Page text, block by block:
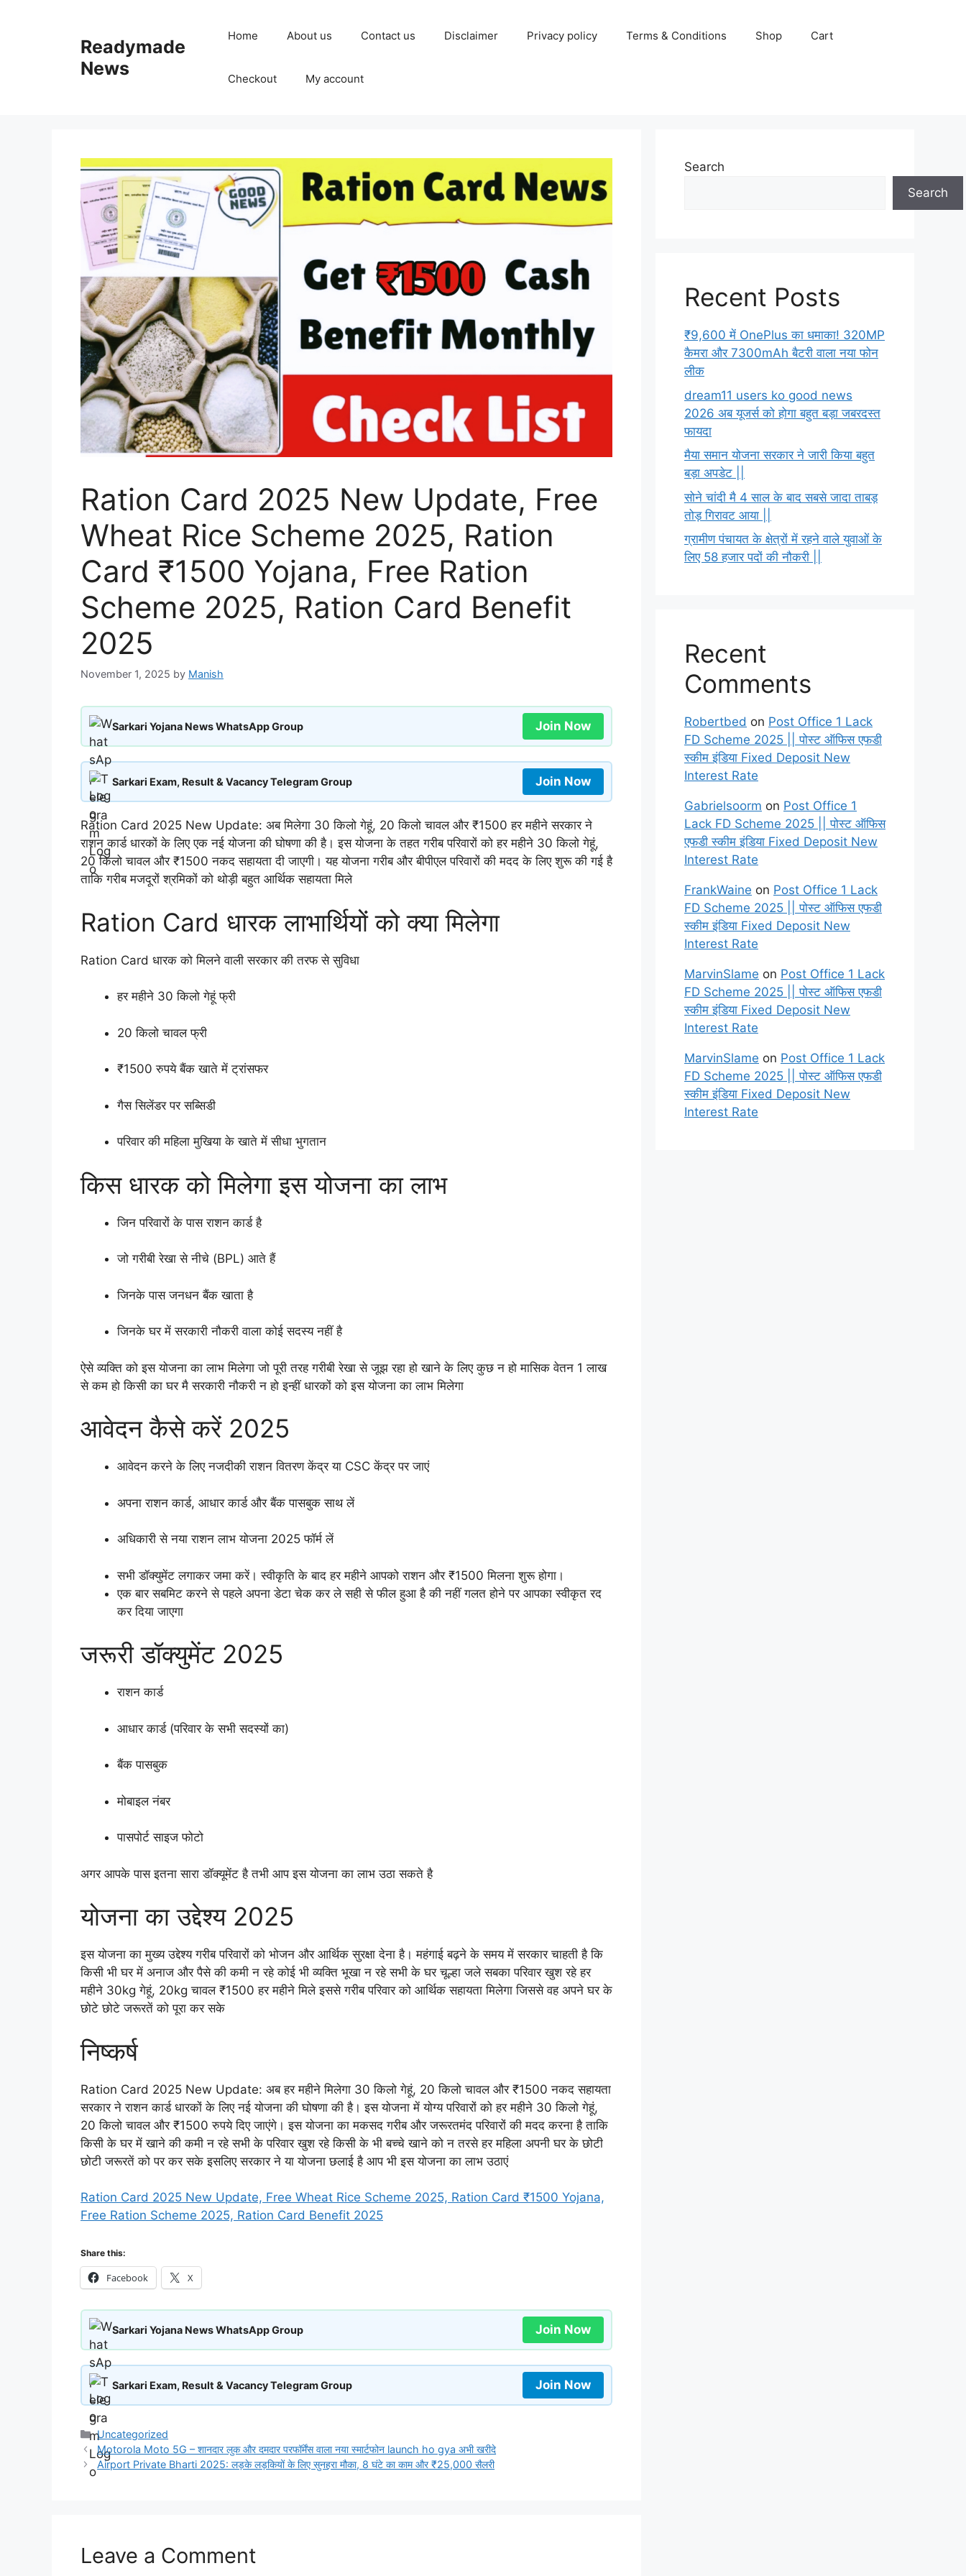
Readymade
News
Home About us Contact us Disclaimer Privacy policy Terms & Conditions Shop Cart
Checkout My account
Ration Card 2025 New Update, Free
Wheat Rice Scheme 2025, Ration
Card ₹1500 Yojana, Free Ration
Scheme 2025, Ration Card Benefit
2025
November 1, 2025 by Manish
Sarkari Yojana News WhatsApp Group Join Now
Sarkari Exam, Result & Vacancy Telegram Group Join Now
Ration Card 2025 New Update: अब मिलेगा 30 किलो गेहूं, 20 किलो चावल और ₹1500 हर महीने सरकार ने
राशन कार्ड धारकों के लिए एक नई योजना की घोषणा की है। इस योजना के तहत गरीब परिवारों को हर महीने 30 किलो गेहूं,
20 किलो चावल और ₹1500 नकद सहायता दी जाएगी। यह योजना गरीब और बीपीएल परिवारों की मदद के लिए शुरू की गई है
ताकि गरीब मजदूरों श्रमिकों को थोड़ी बहुत आर्थिक सहायता मिले
Ration Card धारक लाभार्थियों को क्या मिलेगा
Ration Card धारक को मिलने वाली सरकार की तरफ से सुविधा
हर महीने 30 किलो गेहूं फ्री
20 किलो चावल फ्री
₹1500 रुपये बैंक खाते में ट्रांसफर
गैस सिलेंडर पर सब्सिडी
परिवार की महिला मुखिया के खाते में सीधा भुगतान
किस धारक को मिलेगा इस योजना का लाभ
जिन परिवारों के पास राशन कार्ड है
जो गरीबी रेखा से नीचे (BPL) आते हैं
जिनके पास जनधन बैंक खाता है
जिनके घर में सरकारी नौकरी वाला कोई सदस्य नहीं है
ऐसे व्यक्ति को इस योजना का लाभ मिलेगा जो पूरी तरह गरीबी रेखा से जूझ रहा हो खाने के लिए कुछ न हो मासिक वेतन 1 लाख
से कम हो किसी का घर मै सरकारी नौकरी न हो इन्हीं धारकों को इस योजना का लाभ मिलेगा
आवेदन कैसे करें 2025
आवेदन करने के लिए नजदीकी राशन वितरण केंद्र या CSC केंद्र पर जाएं
अपना राशन कार्ड, आधार कार्ड और बैंक पासबुक साथ लें
अधिकारी से नया राशन लाभ योजना 2025 फॉर्म लें
सभी डॉक्युमेंट लगाकर जमा करें। स्वीकृति के बाद हर महीने आपको राशन और ₹1500 मिलना शुरू होगा।
एक बार सबमिट करने से पहले अपना डेटा चेक कर ले सही से फील हुआ है की नहीं गलत होने पर आपका स्वीकृत रद
कर दिया जाएगा
जरूरी डॉक्युमेंट 2025
राशन कार्ड
आधार कार्ड (परिवार के सभी सदस्यों का)
बैंक पासबुक
मोबाइल नंबर
पासपोर्ट साइज फोटो
अगर आपके पास इतना सारा डॉक्यूमेंट है तभी आप इस योजना का लाभ उठा सकते है
योजना का उद्देश्य 2025
इस योजना का मुख्य उद्देश्य गरीब परिवारों को भोजन और आर्थिक सुरक्षा देना है। महंगाई बढ़ने के समय में सरकार चाहती है कि
किसी भी घर में अनाज और पैसे की कमी न रहे कोई भी व्यक्ति भूखा न रहे सभी के घर चूल्हा जले सबका परिवार खुश रहे हर
महीने 30kg गेहूं, 20kg चावल ₹1500 हर महीने मिले इससे गरीब परिवार को आर्थिक सहायता मिलेगा जिससे वह अपने घर के
छोटे छोटे जरूरतें को पूरा कर सके
निष्कर्ष
Ration Card 2025 New Update: अब हर महीने मिलेगा 30 किलो गेहूं, 20 किलो चावल और ₹1500 नकद सहायता
सरकार ने राशन कार्ड धारकों के लिए नई योजना की घोषणा की है। इस योजना में योग्य परिवारों को हर महीने 30 किलो गेहूं,
20 किलो चावल और ₹1500 रुपये दिए जाएंगे। इस योजना का मकसद गरीब और जरूरतमंद परिवारों की मदद करना है ताकि
किसी के घर में खाने की कमी न रहे सभी के परिवार खुश रहे किसी के भी बच्चे खाने को न तरसे हर महिला अपनी घर के छोटी
छोटी जरूरतें को पर कर सके इसलिए सरकार ने या योजना छलाई है आप भी इस योजना का लाभ उठाएं
Ration Card 2025 New Update, Free Wheat Rice Scheme 2025, Ration Card ₹1500 Yojana,
Free Ration Scheme 2025, Ration Card Benefit 2025
Share this:
Facebook X
Sarkari Yojana News WhatsApp Group Join Now
Sarkari Exam, Result & Vacancy Telegram Group Join Now
Categories
Uncategorized
Motorola Moto 5G – शानदार लुक और दमदार परफॉर्मेंस वाला नया स्मार्टफोन launch ho gya अभी खरीदे
Airport Private Bharti 2025: लड़के लड़कियों के लिए सुनहरा मौका, 8 घंटे का काम और ₹25,000 सैलरी
Leave a Comment
Search
Search
Recent Posts
₹9,600 में OnePlus का धमाका! 320MP
कैमरा और 7300mAh बैटरी वाला नया फोन
लीक
dream11 users ko good news
2026 अब यूजर्स को होगा बहुत बड़ा जबरदस्त
फायदा
मैया समान योजना सरकार ने जारी किया बहुत
बड़ा अपडेट ||
सोने चांदी मै 4 साल के बाद सबसे जादा ताबड़
तोड़ गिरावट आया ||
ग्रामीण पंचायत के क्षेत्रों में रहने वाले युवाओं के
लिए 58 हजार पदों की नौकरी ||
Recent
Comments
Robertbed on Post Office 1 Lack
FD Scheme 2025 || पोस्ट ऑफिस एफडी
स्कीम इंडिया Fixed Deposit New
Interest Rate
Gabrielsoorm on Post Office 1
Lack FD Scheme 2025 || पोस्ट ऑफिस
एफडी स्कीम इंडिया Fixed Deposit New
Interest Rate
FrankWaine on Post Office 1 Lack
FD Scheme 2025 || पोस्ट ऑफिस एफडी
स्कीम इंडिया Fixed Deposit New
Interest Rate
MarvinSlame on Post Office 1 Lack
FD Scheme 2025 || पोस्ट ऑफिस एफडी
स्कीम इंडिया Fixed Deposit New
Interest Rate
MarvinSlame on Post Office 1 Lack
FD Scheme 2025 || पोस्ट ऑफिस एफडी
स्कीम इंडिया Fixed Deposit New
Interest Rate